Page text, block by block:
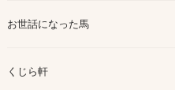
お世話になった馬
くじら軒